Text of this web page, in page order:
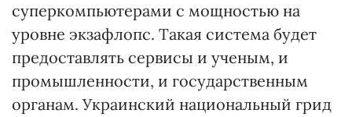
суперкомпьютерами с мощностью на
уровне экзафлопс. Такая система будет
предоставлять сервисы и ученым, и
промышленности, и государственным
органам. Украинский национальный грид